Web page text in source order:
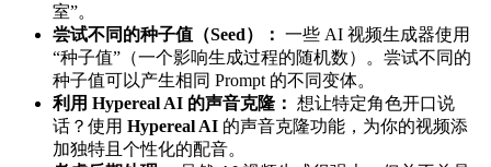
室”。
尝试不同的种子值（Seed）： 一些 AI 视频生成器使用
“种子值”（一个影响生成过程的随机数）。尝试不同的
种子值可以产生相同 Prompt 的不同变体。
利用 Hypereal AI 的声音克隆： 想让特定角色开口说
话？使用 Hypereal AI 的声音克隆功能，为你的视频添
加独特且个性化的配音。